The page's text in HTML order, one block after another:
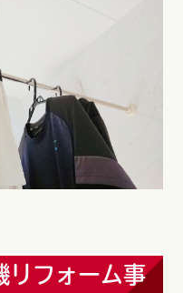
リフォーム事